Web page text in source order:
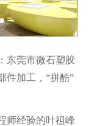
莞市微石塑胶
件加工，“拼酷”
经验的叶祖峰